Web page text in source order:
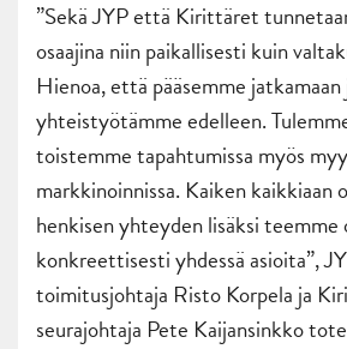
”Sekä JYP että Kirittäret
osaajina niin paikallisesti kuin
Hienoa, että pääsemme
yhteistyötämme edelleen.
toistemme tapahtumissa myös
markkinoinnissa. Kaiken kaikkiaan
henkisen yhteyden lisäksi teemme
konkreettisesti yhdessä asioita”,
toimitusjohtaja Risto Korpela ja
seurajohtaja Pete Kaijansinkko